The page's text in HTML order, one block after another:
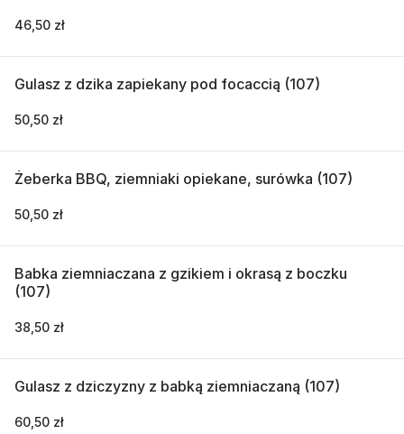
46,50 zł
Gulasz z dzika zapiekany pod focaccią (107)
50,50 zł
Żeberka BBQ, ziemniaki opiekane, surówka (107)
50,50 zł
Babka ziemniaczana z gzikiem i okrasą z boczku
(107)
38,50 zł
Gulasz z dziczyzny z babką ziemniaczaną (107)
60,50 zł